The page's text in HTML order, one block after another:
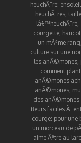
heuchÃ¨re:
heuchÃ¨res,
lâ€™heuchÃ¨re,
courgette, haricot
un mÃªme rang
culture sur une
les anÃ©mones,
comment
anÃ©mones
anÃ©mones,
des anÃ©mones
fleurs faciles Ã
courge: pour une
un morceau de
aime Ãªtre au